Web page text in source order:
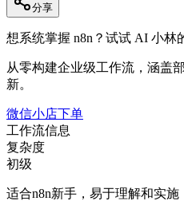
分享
想系统掌握 n8n？试试 AI 小林
从零构建企业级工作流，涵盖
新。
微信小店下单
工作流信息
复杂度
初级
适合n8n新手，易于理解和实施